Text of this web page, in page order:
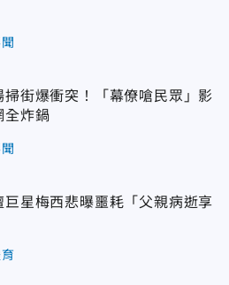
掃街爆衝突！「幕僚嗆民眾」影
炸鍋
巨星梅西悲曝噩耗「父親病逝享